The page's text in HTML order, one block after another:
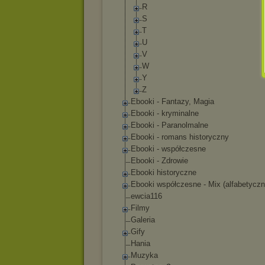
R
S
T
U
V
W
Y
Z
Ebooki - Fantazy, Magia
Ebooki - kryminalne
Ebooki - Paranolmalne
Ebooki - romans historyczny
Ebooki - współczesne
Ebooki - Zdrowie
Ebooki historyczne
Ebooki współczesne - Mix
ewcia116
Filmy
Galeria
Gify
Hania
Muzyka